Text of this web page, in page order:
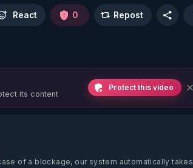
React 0 Repost
its content
Protect this video
of a blockage, our system automatically takes